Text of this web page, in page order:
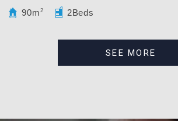
90m 2 2Beds
SEE MORE